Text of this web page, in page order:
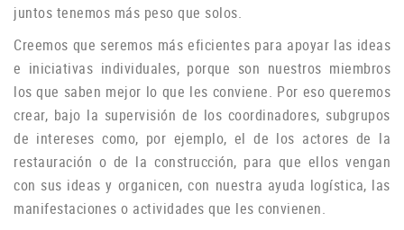
juntos tenemos más peso que solos.
Creemos que seremos más eficientes para apoyar las ideas
e iniciativas individuales, porque son nuestros miembros
los que saben mejor lo que les conviene. Por eso queremos
crear, bajo la supervisión de los coordinadores, subgrupos
de intereses como, por ejemplo, el de los actores de la
restauración o de la construcción, para que ellos vengan
con sus ideas y organicen, con nuestra ayuda logística, las
manifestaciones o actividades que les convienen.